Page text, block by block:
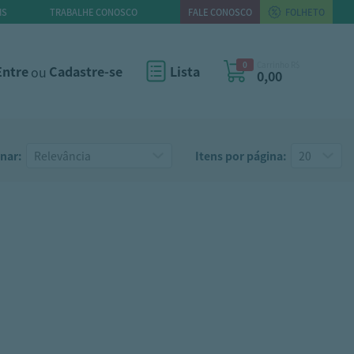
TRABALHE CONOSCO FALE CONOSCO FOLHETO
ou Cadastre-se Lista 0
0,00
Itens por página: